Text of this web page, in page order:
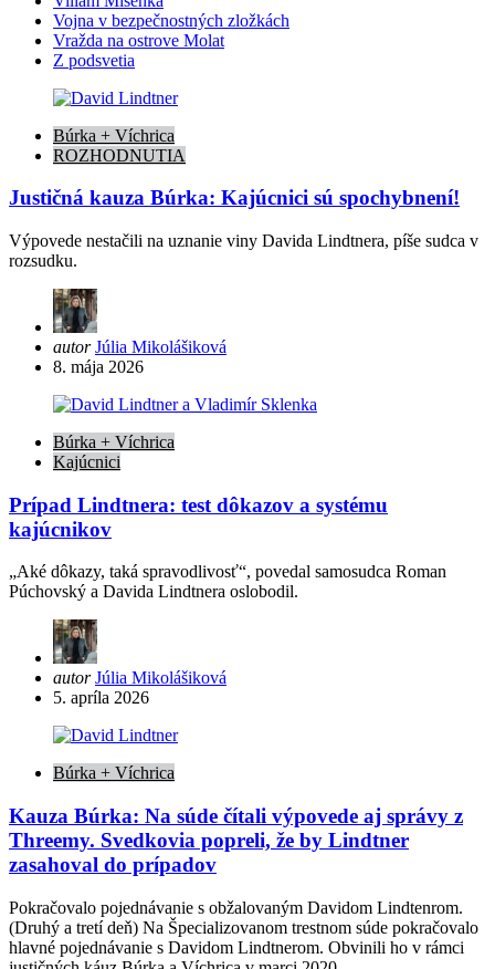
Vojna v bezpečnostných zložkách
Vražda na ostrove Molat
Z podsvetia
Búrka + Víchrica
ROZHODNUTIA
Justičná kauza Búrka: Kajúcnici sú spochybnení!
Výpovede nestačili na uznanie viny Davida Lindtnera, píše sudca v
rozsudku.
Posted
by
autor Júlia Mikolášiková
8. mája 2026
Búrka + Víchrica
Kajúcnici
Prípad Lindtnera: test dôkazov a systému
kajúcnikov
„Aké dôkazy, taká spravodlivosť“, povedal samosudca Roman
Púchovský a Davida Lindtnera oslobodil.
Posted
by
autor Júlia Mikolášiková
5. apríla 2026
Búrka + Víchrica
Kauza Búrka: Na súde čítali výpovede aj správy z
Threemy. Svedkovia popreli, že by Lindtner
zasahoval do prípadov
Pokračovalo pojednávanie s obžalovaným Davidom Lindtenrom.
(Druhý a tretí deň) Na Špecializovanom trestnom súde pokračovalo
hlavné pojednávanie s Davidom Lindtnerom. Obvinili ho v rámci